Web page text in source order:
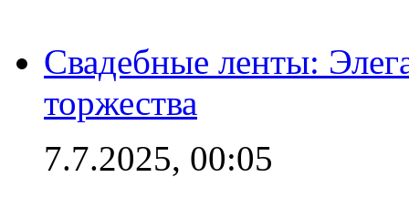
Свадебные ленты:
торжества
7.7.2025, 00:05